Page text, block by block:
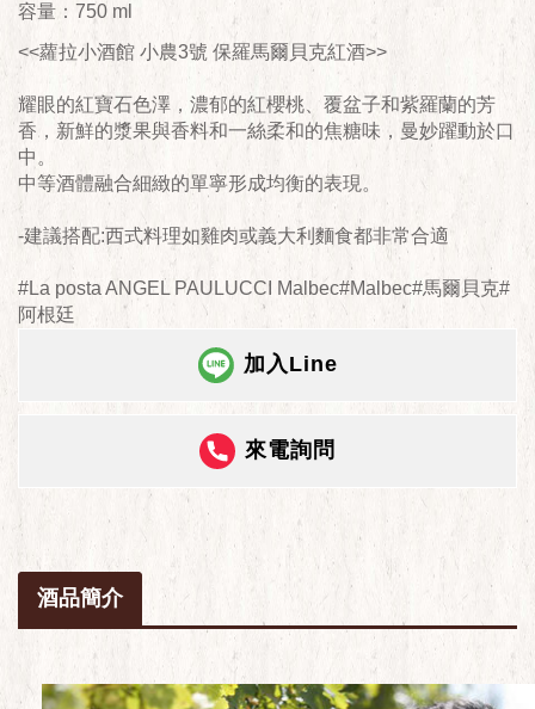
容量：750 ml
<<蘿拉小酒館 小農3號 保羅馬爾貝克紅酒>>
耀眼的紅寶石色澤，濃郁的紅櫻桃、覆盆子和紫羅蘭的芳
香，新鮮的漿果與香料和一絲柔和的焦糖味，曼妙躍動於口
中。
中等酒體融合細緻的單寧形成均衡的表現。
-建議搭配:西式料理如雞肉或義大利麵食都非常合適
#La posta ANGEL PAULUCCI Malbec#Malbec#馬爾貝克#
阿根廷
加入Line
來電詢問
酒品簡介